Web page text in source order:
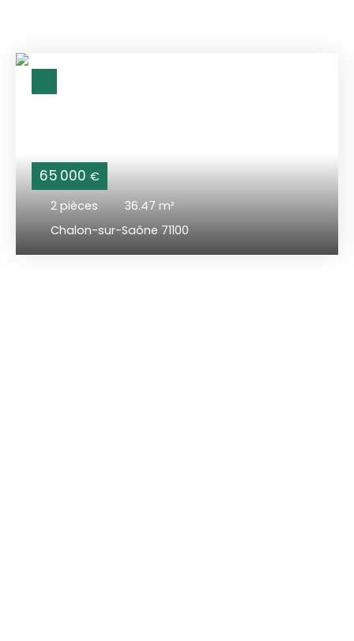
65 000 €
2 pièces 36.47 m²
Chalon-sur-Saône 71100